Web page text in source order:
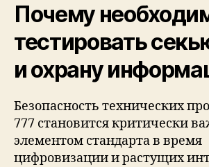
Почему
тестировать
и охрану
Безопасность технических
777 становится критически
элементом стандарта в время
цифровизации и растущих